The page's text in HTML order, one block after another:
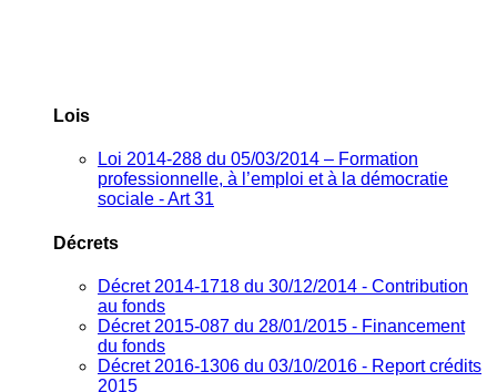
Lois
Loi 2014-288 du 05/03/2014 – Formation
professionnelle, à l’emploi et à la démocratie
sociale - Art 31
Décrets
Décret 2014-1718 du 30/12/2014 - Contribution
au fonds
Décret 2015-087 du 28/01/2015 - Financement
du fonds
Décret 2016-1306 du 03/10/2016 - Report crédits
2015